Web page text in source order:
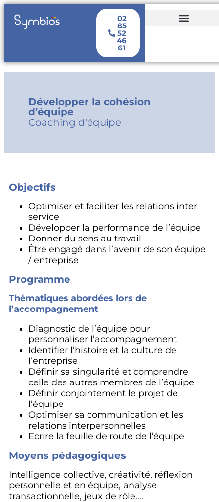
02
85
52
46
61
Développer la cohésion
d’équipe
Coaching d'équipe
Objectifs
Optimiser et faciliter les relations inter
service
Développer la performance de l’équipe
Donner du sens au travail
Être engagé dans l’avenir de son équipe
/ entreprise
Programme
Thématiques abordées lors de
l’accompagnement
Diagnostic de l’équipe pour
personnaliser l’accompagnement
Identifier l’histoire et la culture de
l’entreprise
Définir sa singularité et comprendre
celle des autres membres de l’équipe
Définir conjointement le projet de
l’équipe
Optimiser sa communication et les
relations interpersonnelles
Ecrire la feuille de route de l’équipe
Moyens pédagogiques
Intelligence collective, créativité, réflexion
personnelle et en équipe, analyse
transactionnelle, jeux de rôle….